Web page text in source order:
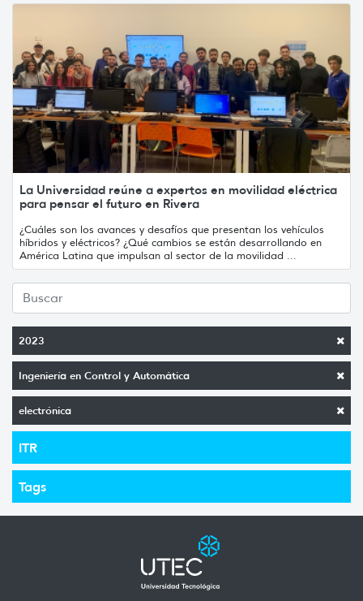
2023
Ingeniería en Control y Automática
electrónica
ITR
Tags
La Universidad reúne a expertos en movilidad eléctrica
para pensar el futuro en Rivera
¿Cuáles son los avances y desafíos que presentan los vehículos
híbridos y eléctricos? ¿Qué cambios se están desarrollando en
América Latina que impulsan al sector de la movilidad ...